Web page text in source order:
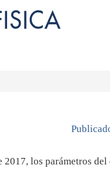
2017, los parámetros